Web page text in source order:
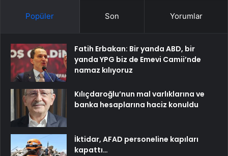
Popüler Son Yorumlar
Fatih Erbakan: Bir yanda ABD, bir
yanda YPG biz de Emevi Camii’nde
namaz kılıyoruz
Kılıçdaroğlu’nun mal varlıklarına ve
banka hesaplarına haciz konuldu
İktidar, AFAD personeline kapıları
kapattı…